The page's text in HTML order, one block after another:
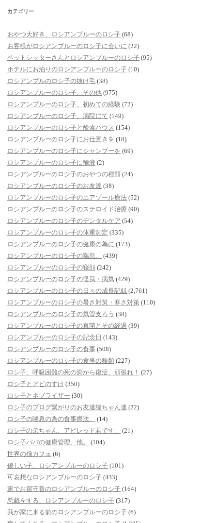
カテゴリー
おやつ大好き、ロシアンブルーのロシ子 (68)
お客様がロシアンブルーのロシ子に会いに (22)
ペットシッターさんとロシアンブルーのロシ子 (95)
ホテルにお泊りのロシアンブルーのロシ子 (10)
ロシアンブルのロシ子の抜け毛 (38)
ロシアンブルーのロシ子、その他 (975)
ロシアンブルーのロシ子、初めての経験 (72)
ロシアンブルーのロシ子、病院にて (149)
ロシアンブルーのロシ子と酸素ハウス (154)
ロシアンブルーのロシ子にお仕置きを (18)
ロシアンブルーのロシ子にシャンプーを (69)
ロシアンブルーのロシ子に輸液 (2)
ロシアンブルーのロシ子のおやつの種類 (24)
ロシアンブルーのロシ子のお友達 (38)
ロシアンブルーのロシ子のエアゾール療法 (52)
ロシアンブルーのロシ子のステロイド治療 (90)
ロシアンブルーのロシ子のデンタルケア (54)
ロシアンブルーのロシ子の体重測定 (335)
ロシアンブルーのロシ子の健康の為に (173)
ロシアンブルーのロシ子の喘息。
(439)
ロシアンブルーのロシ子の寝顔 (242)
ロシアンブルーのロシ子の怪我・病気 (429)
ロシアンブルーのロシ子の日々の成長記録 (2,761)
ロシアンブルーのロシ子の暑さ対策・寒さ対策 (110)
ロシアンブルーのロシ子の気管支ろう (38)
ロシアンブルーのロシ子の真菌とその経過 (39)
ロシアンブルーのロシ子の記念日 (143)
ロシアンブルーのロシ子の食事 (508)
ロシアンブルーのロシ子の食事の種類 (227)
ロシ子、呼吸困難の死の淵から復活、頑張れ！ (27)
ロシ子とアビのすけ (350)
ロシ子とネブライザー (30)
ロシ子のブログ繋がりのお友達猫ちゃん達 (22)
ロシ子の喘息の為の食事療法。
(14)
ロシ子の弟ちゃん、アビレッド君です。
(21)
ロシ子パパの健康管理、他。
(104)
世界の猫カフェ (6)
優しい子、ロシアンブルーのロシ子 (101)
可哀想なロシアンブルーのロシ子 (433)
家でお留守番のロシアンブルーのロシ子 (164)
悪戯をする、ロシアンブルーのロシ子 (317)
我が家に来る前のロシアンブルーのロシ子 (6)